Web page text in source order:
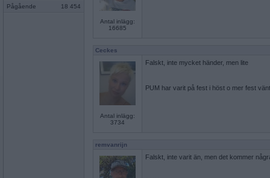
Pågående 18 454
Antal inlägg:
16685
Ceckes
Antal inlägg:
3734
Falskt, inte mycket händer, men lite
PUM har varit på fest i höst o mer fest
remvanrijn
Falskt, inte varit än, men det kommer